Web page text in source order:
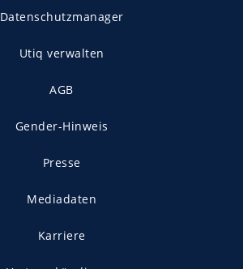
Datenschutzmanager
Utiq verwalten
AGB
Gender-Hinweis
Presse
Mediadaten
Karriere